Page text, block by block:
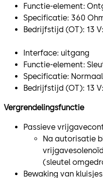
Functie-element:
Specificatie: 360
Bedrijfstijd (OT): 13
​Interface: uitgang
Functie-element:
Specificatie:
Bedrijfstijd (OT): 13
Vergrendelingsfunctie
Passieve
Na autorisatie
(sleutel
Bewaking van